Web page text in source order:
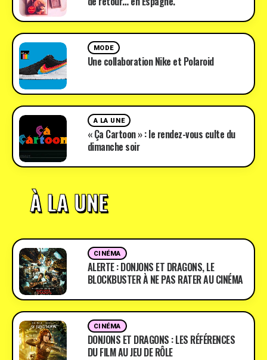
MODE
Une collaboration Nike et Polaroid
A LA UNE
« Ça Cartoon » : le rendez-vous culte du
dimanche soir
À LA UNE
CINÉMA
ALERTE : DONJONS ET DRAGONS, LE
BLOCKBUSTER À NE PAS RATER AU CINÉMA
CINÉMA
DONJONS ET DRAGONS : LES RÉFÉRENCES
DU FILM AU JEU DE RÔLE